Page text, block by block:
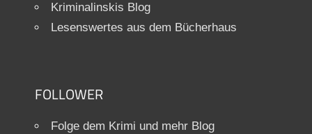
Kriminalinskis Blog
Lesenswertes aus dem Bücherhaus
FOLLOWER
Folge dem Krimi und mehr Blog